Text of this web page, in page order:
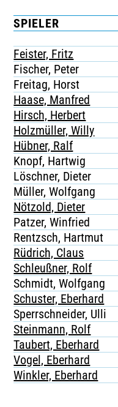
TICKETING
SPIELER
Feister, Fritz
Fischer, Peter
Freitag, Horst
Haase, Manfred
Hirsch, Herbert
Holzmüller, Willy
Hübner, Ralf
Knopf, Hartwig
Löschner, Dieter
Müller, Wolfgang
Nötzold, Dieter
Patzer, Winfried
Rentzsch, Hartmut
Rüdrich, Claus
Schleußner, Rolf
Schmidt, Wolfgang
Schuster, Eberhard
Sperrschneider, Ulli
Steinmann, Rolf
Taubert, Eberhard
Vogel, Eberhard
Winkler, Eberhard